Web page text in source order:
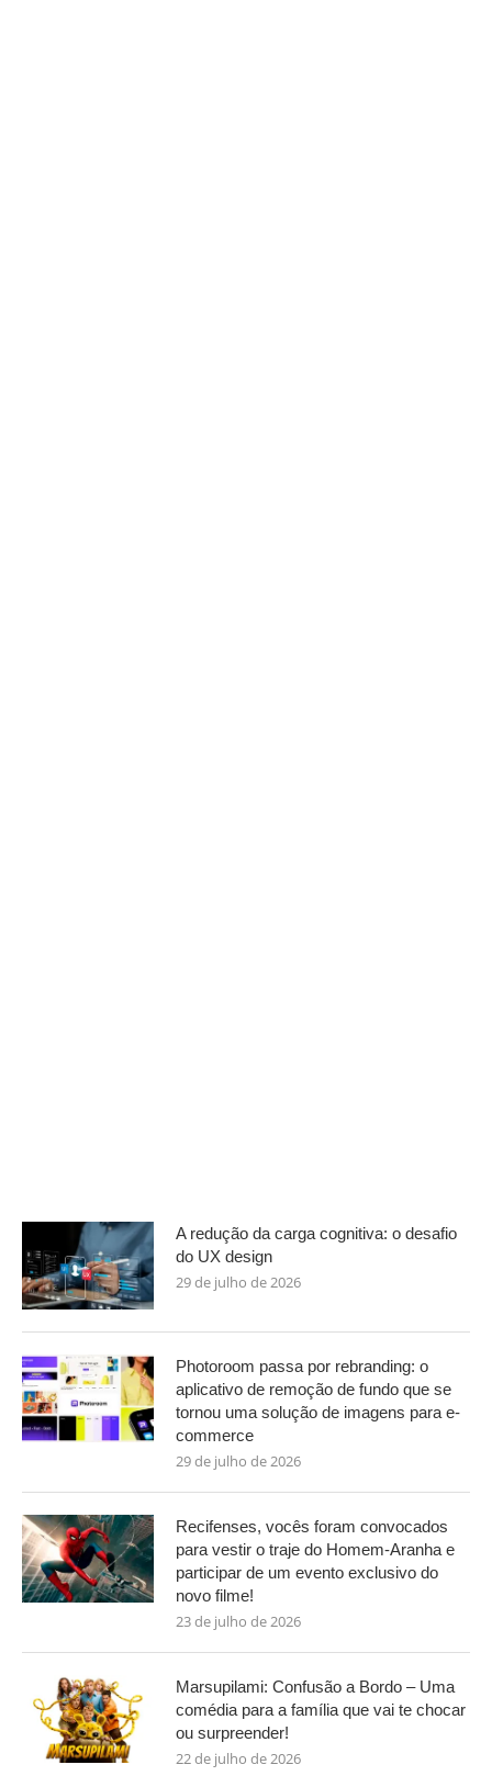
A redução da carga cognitiva: o desafio
do UX design
29 de julho de 2026
Photoroom passa por rebranding: o
aplicativo de remoção de fundo que se
tornou uma solução de imagens para e-
commerce
29 de julho de 2026
Recifenses, vocês foram convocados
para vestir o traje do Homem-Aranha e
participar de um evento exclusivo do
novo filme!
23 de julho de 2026
Marsupilami: Confusão a Bordo – Uma
comédia para a família que vai te chocar
ou surpreender!
22 de julho de 2026